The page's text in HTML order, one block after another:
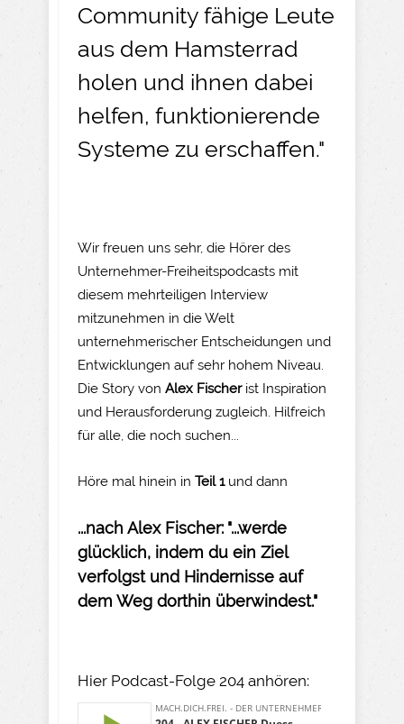
Community fähige Leute
aus dem Hamsterrad
holen und ihnen dabei
helfen, funktionierende
Systeme zu erschaffen."
Wir freuen uns sehr, die Hörer des
Unternehmer-Freiheitspodcasts mit
diesem mehrteiligen Interview
mitzunehmen in die Welt
unternehmerischer Entscheidungen und
Entwicklungen auf sehr hohem Niveau.
Die Story von Alex Fischerist Inspiration
und Herausforderung zugleich. Hilfreich
für alle, die noch suchen...
Höre mal hinein in Teil 1und dann
...nach Alex Fischer: "...werde
glücklich, indem du ein Ziel
verfolgst und Hindernisse auf
dem Weg dorthin überwindest."
Hier Podcast-Folge 204 anhören: